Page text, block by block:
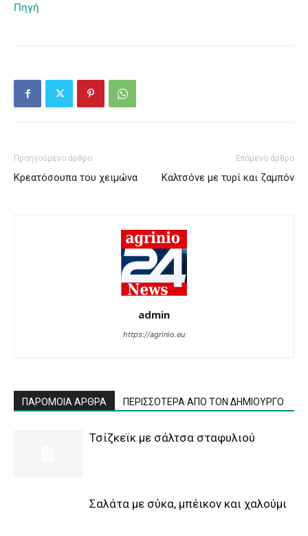
Πηγή
Προηγούμενο άρθρο
Κρεατόσουπα του χειμώνα
Επόμενο άρθρο
Καλτσόνε με τυρί και ζαμπόν
admin
https://agrinio.eu
ΠΑΡΟΜΟΙΑ ΑΡΘΡΑ ΠΕΡΙΣΣΟΤΕΡΑ ΑΠΟ ΤΟΝ ΔΗΜΙΟΥΡΓΟ
Τσίζκεϊκ με σάλτσα σταφυλιού
Σαλάτα με σύκα, μπέικον και χαλούμι